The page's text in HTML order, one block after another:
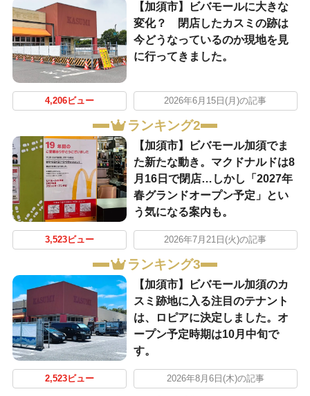
【加須市】ビバモールに大きな
変化？ 閉店したカスミの跡は
今どうなっているのか現地を見
に行ってきました。
4,206ビュー 2026年6月15日(月)の記事
ランキング2
【加須市】ビバモール加須でま
た新たな動き。マクドナルドは8
月16日で閉店…しかし「2027年
春グランドオープン予定」とい
う気になる案内も。
3,523ビュー 2026年7月21日(火)の記事
ランキング3
【加須市】ビバモール加須のカ
スミ跡地に入る注目のテナント
は、ロピアに決定しました。オ
ープン予定時期は10月中旬で
す。
2,523ビュー 2026年8月6日(木)の記事